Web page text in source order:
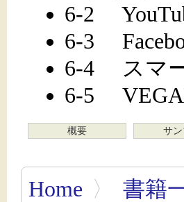
6-2
6-3
6-4 スマー
6-5
概要 サ
Home 〉 書籍